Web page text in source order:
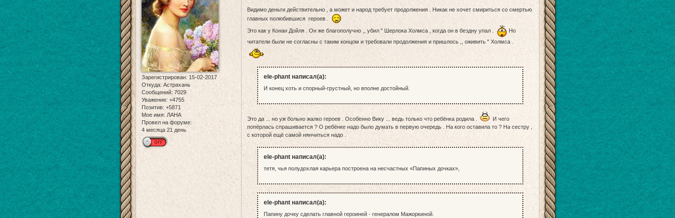
Зарегистрирован: 15-02-2017
Откуда: Астрахань
Сообщений: 7029
Уважение: +4755
Позитив: +5871
Мое имя: ЛАНА
Провел на форуме:
4 месяца 21 день
Видимо деньги действительно , а может и народ требует продолжения . Никак не хочет смириться со смертью
главных полюбившися героев .
Это как у Конан Дойля . Он же благополучно ,, убил " Шерлока Холмса , когда он в бездну упал .
Но
читатели были не согласны с таким концом и требовали продолжения и пришлось ,, оживить " Холмса .
ele-phant написал(а):
И конец хоть и спорный-грустный, но вполне достойный.
Это да ... но уж больно жалко героев . Особенно Вику ... ведь только что ребёнка родила .
И чего
попёрлась спрашивается ? О ребёнке надо было думать в первую очередь . На кого оставила то ? На сестру ,
с которой ещё самой нянчиться надо .
ele-phant написал(а):
тетя, чья полудохлая карьера построена на несчастных «Папиных дочках»,
ele-phant написал(а):
Папину дочку сделать главной героиней - генералом Мажоркиной.